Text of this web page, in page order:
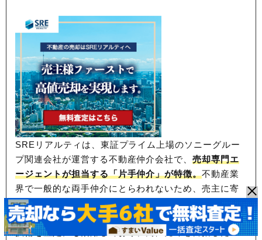
SREリアルティは、東証プライム上場のソニーグルー
プ関連会社が運営する不動産仲介会社で、売却専門エ
ージェントが担当する「片手仲介」が特徴。不動産業
界で一般的な両手仲介にとらわれないため、売主に寄
り添うサポート力に強みがあり、顧客満足度93％と高
い評価を得ている。ソニーグループと共同開発したAI
技術を査定にも活用
しており、高値売却を目指したい